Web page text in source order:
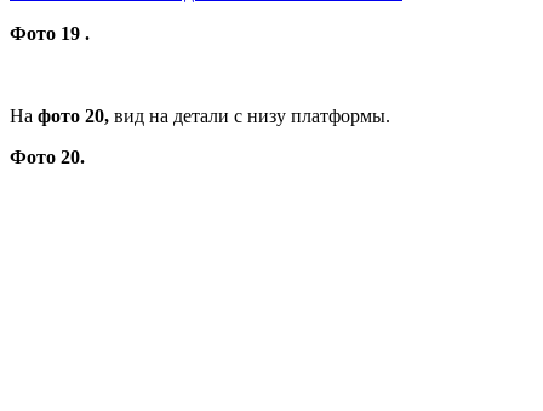
Фото 19 .
На фото 20, вид на детали с низу платформы.
Фото 20.